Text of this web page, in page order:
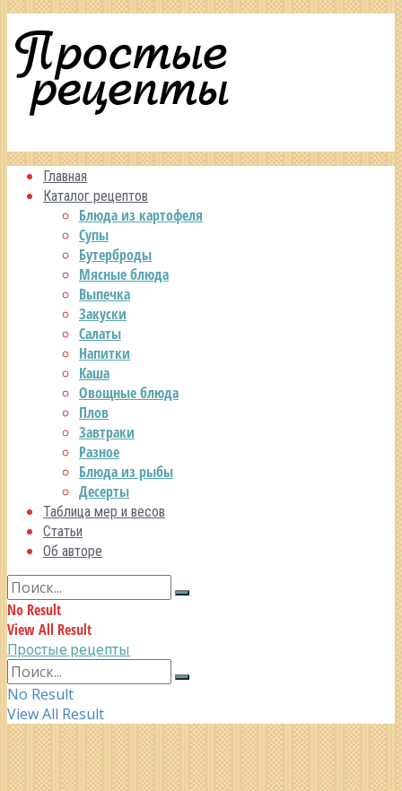
Главная
Каталог рецептов
Блюда из картофеля
Супы
Бутерброды
Мясные блюда
Выпечка
Закуски
Салаты
Напитки
Каша
Овощные блюда
Плов
Завтраки
Разное
Блюда из рыбы
Десерты
Таблица мер и весов
Статьи
Об авторе
No Result
View All Result
Простые рецепты
No Result
View All Result